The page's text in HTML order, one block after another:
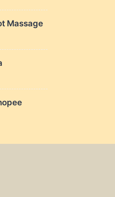
Massage